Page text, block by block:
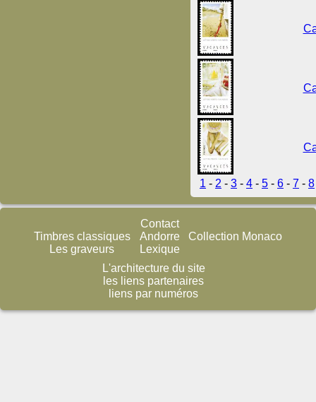
1 - 2 - 3 - 4 - 5 - 6 - 7 - 8
Timbres classiques
Les graveurs
Contact
Andorre
Lexique
Collection Monaco
L'architecture du site
les liens partenaires
liens par numéros